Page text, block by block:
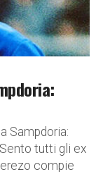
Sampdoria:
Sento tutti gli ex
compie